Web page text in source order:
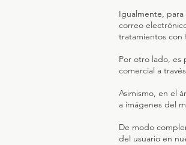
Igualmente,
correo
tratamientos con
Por otro lado, es
comercial a
Asimismo, en el
a imágenes del
De modo
del usuario en